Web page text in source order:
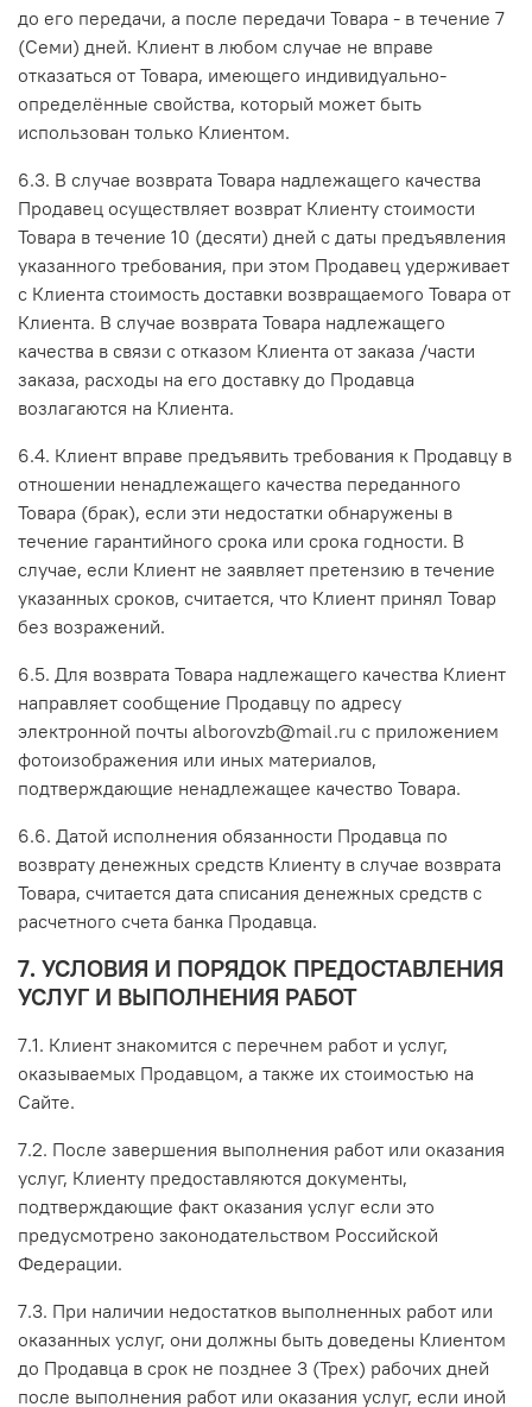
до его передачи, а после передачи Товара - в течение 7
(Семи) дней. Клиент в любом случае не вправе
отказаться от Товара, имеющего индивидуально-
определённые свойства, который может быть
использован только Клиентом.
6.3. В случае возврата Товара надлежащего качества
Продавец осуществляет возврат Клиенту стоимости
Товара в течение 10 (десяти) дней с даты предъявления
указанного требования, при этом Продавец удерживает
с Клиента стоимость доставки возвращаемого Товара от
Клиента. В случае возврата Товара надлежащего
качества в связи с отказом Клиента от заказа /части
заказа, расходы на его доставку до Продавца
возлагаются на Клиента.
6.4. Клиент вправе предъявить требования к Продавцу в
отношении ненадлежащего качества переданного
Товара (брак), если эти недостатки обнаружены в
течение гарантийного срока или срока годности. В
случае, если Клиент не заявляет претензию в течение
указанных сроков, считается, что Клиент принял Товар
без возражений.
6.5. Для возврата Товара надлежащего качества Клиент
направляет сообщение Продавцу по адресу
электронной почты alborovzb@mail.ru с приложением
фотоизображения или иных материалов,
подтверждающие ненадлежащее качество Товара.
6.6. Датой исполнения обязанности Продавца по
возврату денежных средств Клиенту в случае возврата
Товара, считается дата списания денежных средств с
расчетного счета банка Продавца.
7. УСЛОВИЯ И ПОРЯДОК ПРЕДОСТАВЛЕНИЯ
УСЛУГ И ВЫПОЛНЕНИЯ РАБОТ
7.1. Клиент знакомится с перечнем работ и услуг,
оказываемых Продавцом, а также их стоимостью на
Сайте.
7.2. После завершения выполнения работ или оказания
услуг, Клиенту предоставляются документы,
подтверждающие факт оказания услуг если это
предусмотрено законодательством Российской
Федерации.
7.3. При наличии недостатков выполненных работ или
оказанных услуг, они должны быть доведены Клиентом
до Продавца в срок не позднее 3 (Трех) рабочих дней
после выполнения работ или оказания услуг, если иной